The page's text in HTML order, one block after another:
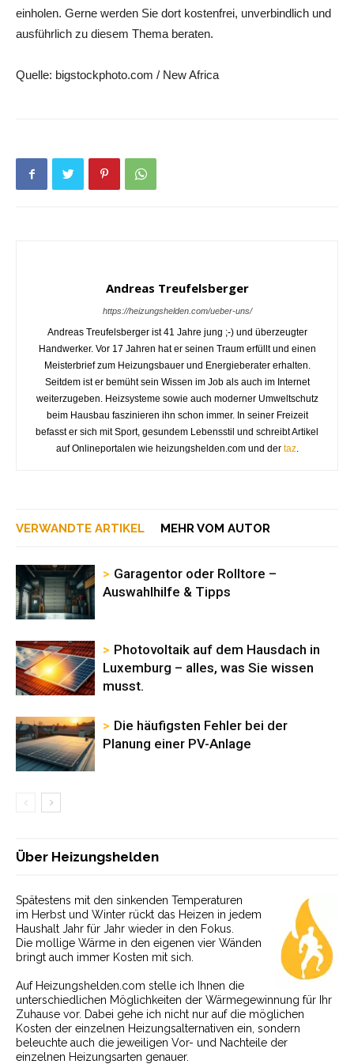
einholen. Gerne werden Sie dort kostenfrei, unverbindlich und
ausführlich zu diesem Thema beraten.
Quelle: bigstockphoto.com / New Africa
Andreas Treufelsberger
https://heizungshelden.com/ueber-uns/
Andreas Treufelsberger ist 41 Jahre jung ;-) und überzeugter
Handwerker. Vor 17 Jahren hat er seinen Traum erfüllt und einen
Meisterbrief zum Heizungsbauer und Energieberater erhalten.
Seitdem ist er bemüht sein Wissen im Job als auch im Internet
weiterzugeben. Heizsysteme sowie auch moderner Umweltschutz
beim Hausbau faszinieren ihn schon immer. In seiner Freizeit
befasst er sich mit Sport, gesundem Lebensstil und schreibt Artikel
auf Onlineportalen wie heizungshelden.com und der taz.
VERWANDTE ARTIKEL MEHR VOM AUTOR
Garagentor oder Rolltore –
Auswahlhilfe & Tipps
Photovoltaik auf dem Hausdach in
Luxemburg – alles, was Sie wissen
musst.
Die häufigsten Fehler bei der
Planung einer PV-Anlage
Über Heizungshelden
Spätestens mit den sinkenden Temperaturen
im Herbst und Winter rückt das Heizen in jedem
Haushalt Jahr für Jahr wieder in den Fokus.
Die mollige Wärme in den eigenen vier Wänden
bringt auch immer Kosten mit sich.
Auf Heizungshelden.com stelle ich Ihnen die
unterschiedlichen Möglichkeiten der Wärmegewinnung für Ihr
Zuhause vor. Dabei gehe ich nicht nur auf die möglichen
Kosten der einzelnen Heizungsalternativen ein, sondern
beleuchte auch die jeweiligen Vor- und Nachteile der
einzelnen Heizungsarten genauer.